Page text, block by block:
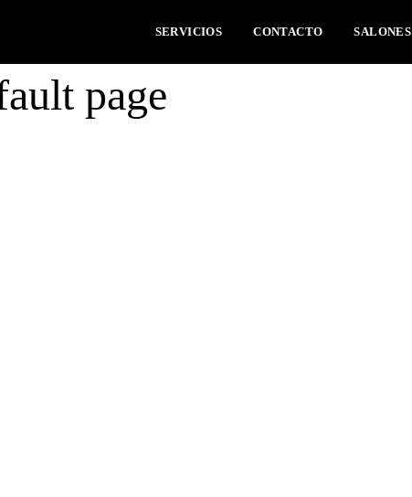
SERVICIOS CONTACTO SALONES
page